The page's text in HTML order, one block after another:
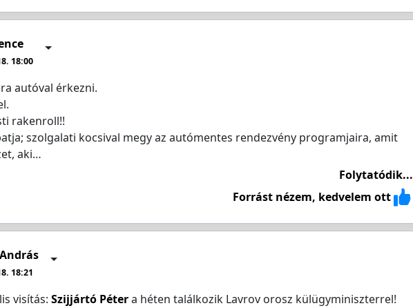
18:00
autóval érkezni.
rakenroll!!
szolgalati kocsival megy az autómentes rendezvény programjaira, amit
aki…
Folytatódik...
Forrást nézem, kedvelem ott
18:21
visítás: Szijjártó Pétera héten találkozik Lavrov orosz külügyminiszterrel!